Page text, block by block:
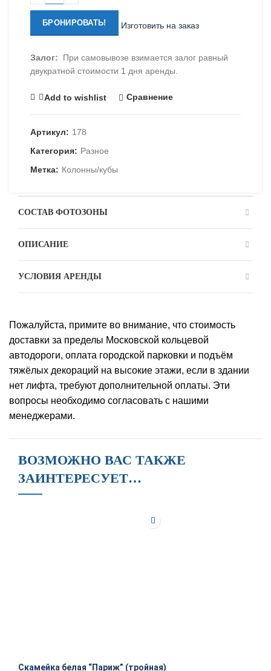
БРОНИРОВАТЬ! Изготовить на заказ
Залог: При самовывозе взимается залог равный
двукратной стоимости 1 дня аренды.
Add to wishlist Сравнение
Артикул: 178
Категория: Разное
Метка: Колонны/кубы
СОСТАВ ФОТОЗОНЫ
ОПИСАНИЕ
УСЛОВИЯ АРЕНДЫ
Пожалуйста, примите во внимание, что стоимость
доставки за пределы Московской кольцевой
автодороги, оплата городской парковки и подъём
тяжёлых декораций на высокие этажи, если в здании
нет лифта, требуют дополнительной оплаты. Эти
вопросы необходимо согласовать с нашими
менеджерами.
ВОЗМОЖНО ВАС ТАКЖЕ
ЗАИНТЕРЕСУЕТ…
Скамейка белая “Париж” (тройная)